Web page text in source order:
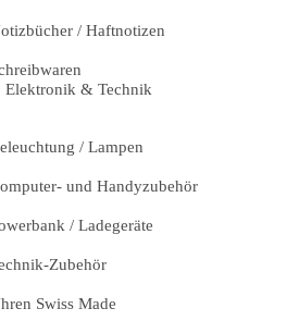
/ Haftnotizen
Elektronik & Technik
/ Lampen
und Handyzubehör
/ Ladegeräte
Zubehör
Swiss Made